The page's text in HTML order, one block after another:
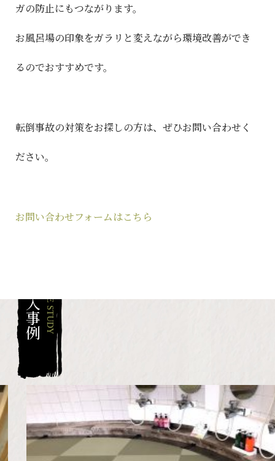
ガの防止にもつながります。
お風呂場の印象をガラリと変えながら環境改善ができ
るのでおすすめです。
転倒事故の対策をお探しの方は、ぜひお問い合わせく
ださい。
お問い合わせフォームはこちら
CASE STUDY
導入事例